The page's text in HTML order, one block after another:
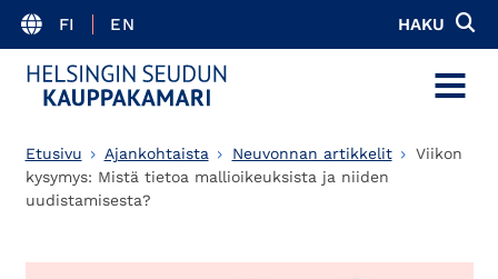
FI EN HAKU
MENU
Etusivu Ajankohtaista Neuvonnan artikkelit
Viikon
kysymys: Mistä tietoa mallioikeuksista ja niiden
uudistamisesta?